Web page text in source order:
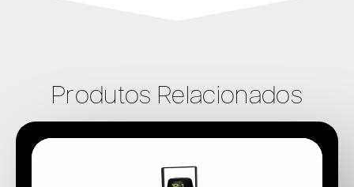
Produtos Relacionados